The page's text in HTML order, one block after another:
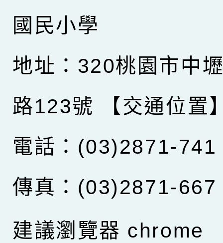
國民小學
地址：320桃園市中
路123號
【交通位置
電話：(03)2871-741
傳真：(03)2871-667
建議瀏覽器 chrome